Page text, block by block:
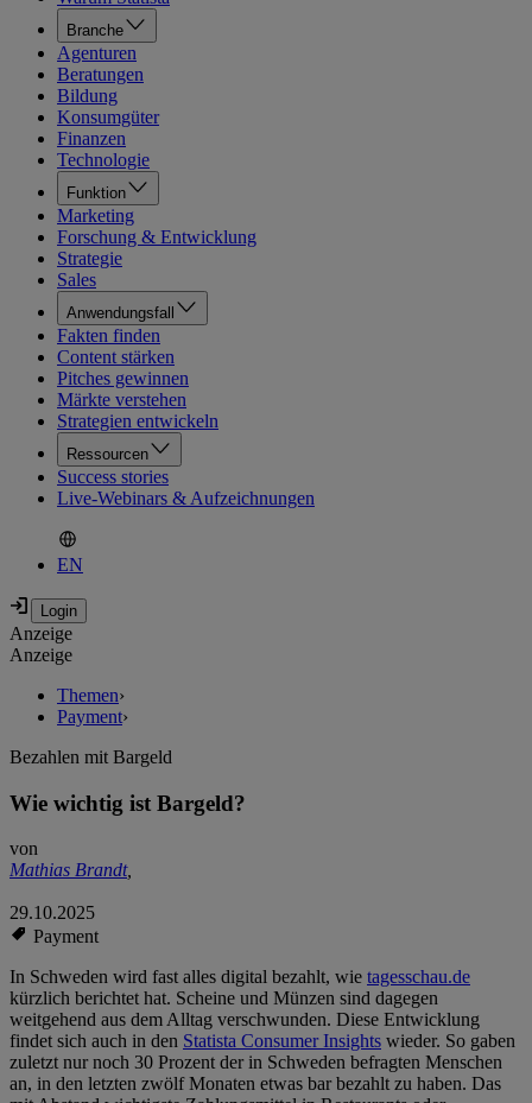
Branche
Agenturen
Beratungen
Bildung
Konsumgüter
Finanzen
Technologie
Funktion
Marketing
Forschung & Entwicklung
Strategie
Sales
Anwendungsfall
Fakten finden
Content stärken
Pitches gewinnen
Märkte verstehen
Strategien entwickeln
Ressourcen
Success stories
Live-Webinars & Aufzeichnungen
EN
Anzeige
Anzeige
Themen›
Payment›
Bezahlen mit Bargeld
Wie wichtig ist Bargeld?
von
Mathias Brandt,
29.10.2025
Payment
In Schweden wird fast alles digital bezahlt, wie tagesschau.de
kürzlich berichtet hat. Scheine und Münzen sind dagegen
weitgehend aus dem Alltag verschwunden. Diese Entwicklung
findet sich auch in den Statista Consumer Insights wieder. So gaben
zuletzt nur noch 30 Prozent der in Schweden befragten Menschen
an, in den letzten zwölf Monaten etwas bar bezahlt zu haben. Das